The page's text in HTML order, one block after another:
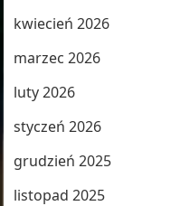
kwiecień 2026
marzec 2026
luty 2026
styczeń 2026
grudzień 2025
listopad 2025